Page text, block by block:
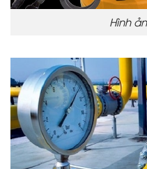
Hình